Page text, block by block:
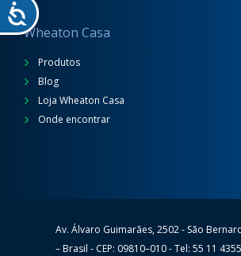
Wheaton Casa
Produtos
Blog
Loja Wheaton Casa
Onde encontrar
WheatonAv. Álvaro Guimarães, 2502 - São
– Brasil - CEP: 09810–010 - Tel: 55 11